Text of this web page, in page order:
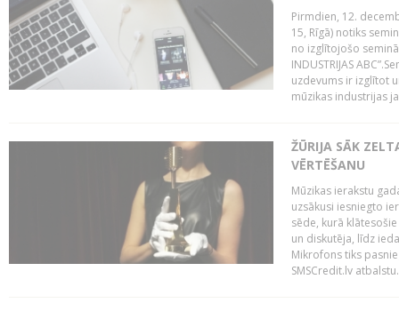
Pirmdien, 12.
15, Rīgā) notiks
no izglītojošo
INDUSTRIJAS
uzdevums ir izglītot
mūzikas industrijas
ŽŪRIJA SĀK
VĒRTĒŠANU
Mūzikas ierakstu
uzsākusi iesniegto
sēde, kurā
un diskutēja, līdz
Mikrofons tiks
SMSCredit.lv